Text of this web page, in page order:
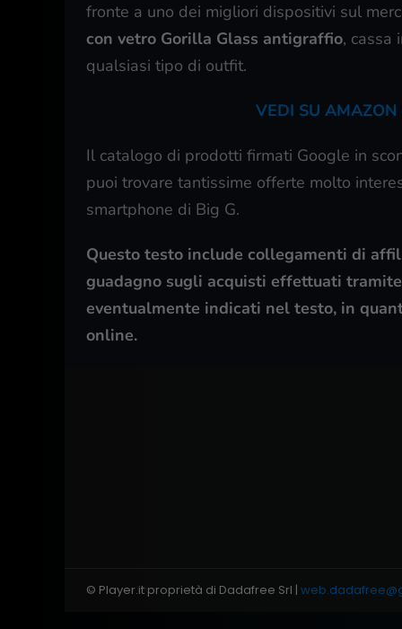
fronte a uno dei migliori dispositivi sul
con vetro Gorilla Glass antigraffio, cassa
qualsiasi tipo di outfit.
VEDI SU AMAZON
Il catalogo di prodotti firmati Google in
puoi trovare tantissime offerte molto
smartphone di Big G.
Questo testo include collegamenti di
guadagno sugli acquisti effettuati
eventualmente indicati nel testo, in
online.
© Player.it proprietà di Dadafree Srl |